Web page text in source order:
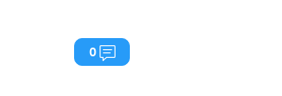
0 Commentaires